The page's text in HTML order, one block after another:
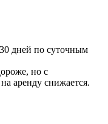
дней по суточным
но с
аренду снижается.